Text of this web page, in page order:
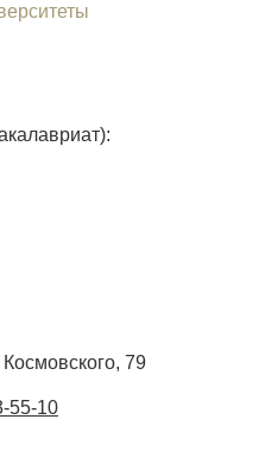
Космовского, 79
55-10